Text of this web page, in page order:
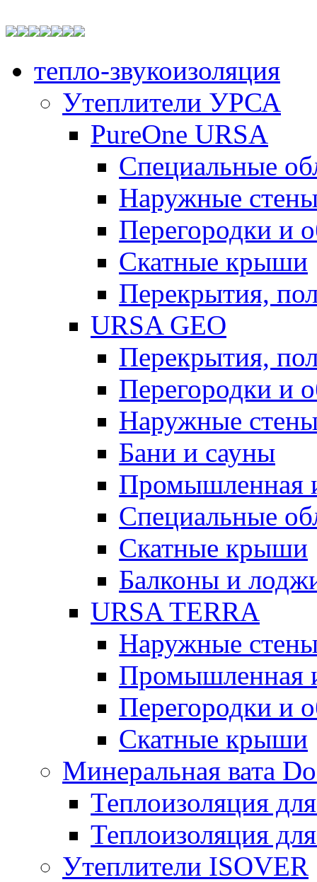
тепло-звукоизоляция
Утеплители УРСА
PureOne URSA
Специальные
Наружные
Перегородки и
Скатные крыши
Перекрытия,
URSA GEO
Перекрытия,
Перегородки и
Наружные
Бани и сауны
Промышленная
Специальные
Скатные крыши
Балконы и
URSA TERRA
Наружные
Промышленная
Перегородки и
Скатные крыши
Минеральная вата
Теплоизоляция
Теплоизоляция
Утеплители ISOVER